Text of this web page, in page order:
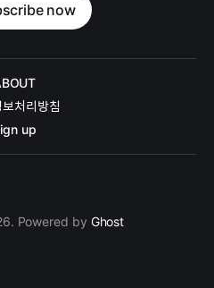
now
처리방침
up
Powered by Ghost